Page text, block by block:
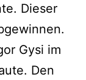
Dieser
Gysi im
Den